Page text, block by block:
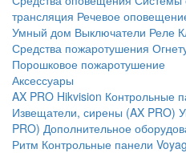
трансляция Речевое
Умный дом Выключатели Реле
Средства пожаротушения
Порошковое пожаротушение
Аксессуары
AX PRO Hikvision Контрольные
Извещатели, сирены (AX PRO)
PRO) Дополнительное
Ритм Контрольные панели